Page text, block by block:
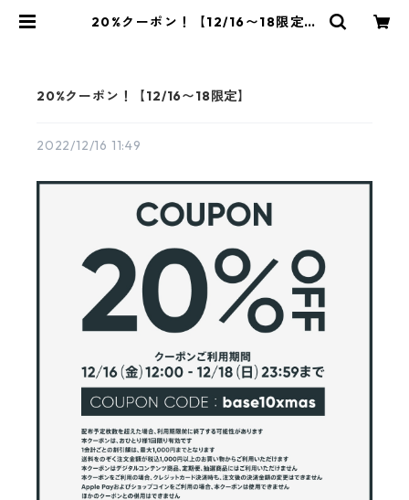
20%クーポン！【12/16〜18限定】
20%クーポン！【12/16〜18限定】
2022/12/16 11:49